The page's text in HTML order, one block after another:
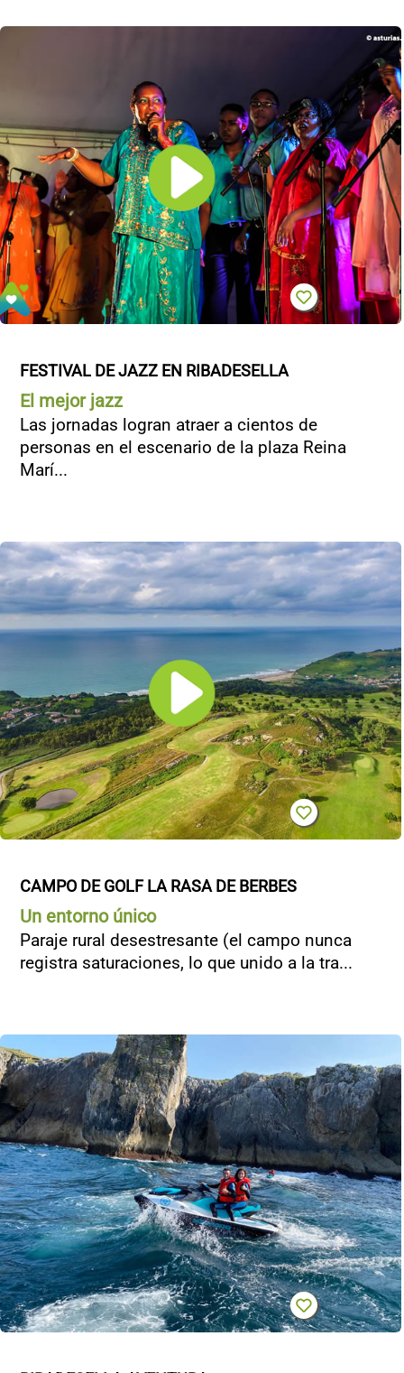
FESTIVAL DE JAZZ EN RIBADESELLA
El mejor jazz
Las jornadas logran atraer a cientos de
personas en el escenario de la plaza Reina
Marí...
CAMPO DE GOLF LA RASA DE BERBES
Un entorno único
Paraje rural desestresante (el campo nunca
registra saturaciones, lo que unido a la tra...